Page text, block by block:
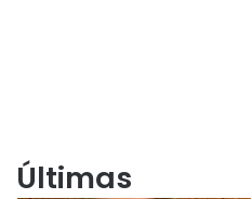
Últimas